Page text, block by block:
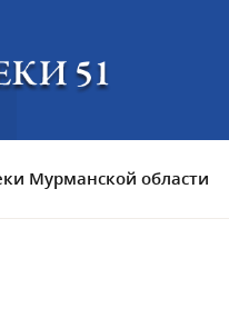
Мурманской области